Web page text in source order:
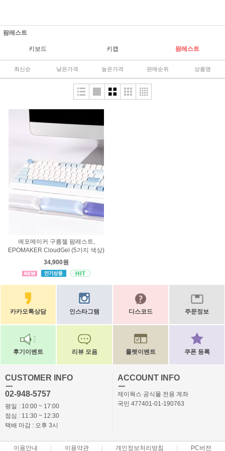
팜레스트
키보드 키캡 팜레스트
최신순 낮은가격 높은가격 판매순위 상품명
에포메이커 구름젤 팜레스트,
EPOMAKER CloudGel (5가지 색상)
34,900원
카카오톡상담 인스타그램 디스코드 주문정보
후기이벤트 리뷰 모음 룰렛이벤트 쿠폰 등록
CUSTOMER INFO
ㅡ
02-948-5757
평일 : 10:00 ~ 17:00
점심 : 11:30 ~ 12:30
택배 마감 : 오후 3시
ACCOUNT INFO
ㅡ
제이웍스 공식몰 전용 계좌
국민 477401-01-190763
이용안내 이용약관 개인정보처리방침 PC버전